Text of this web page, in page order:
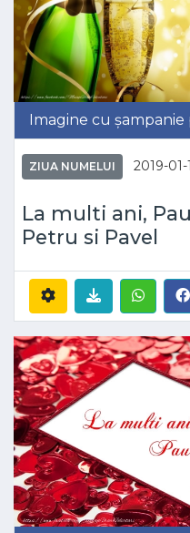
Imagine cu
ZIUA NUMELUI 2019-01-
La multi ani,
Petru si Pavel